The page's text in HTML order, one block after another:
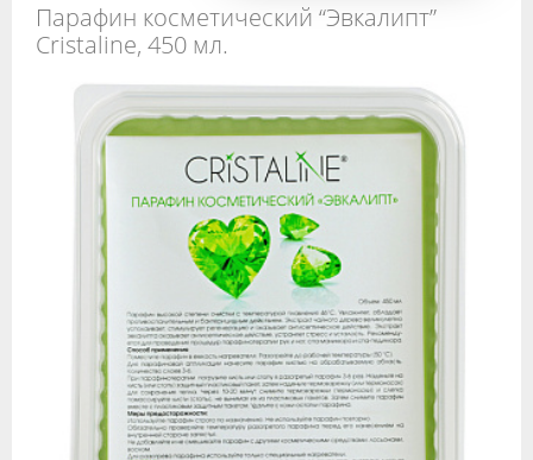
Парафин косметический “Эвкалипт”
Cristaline, 450 мл.